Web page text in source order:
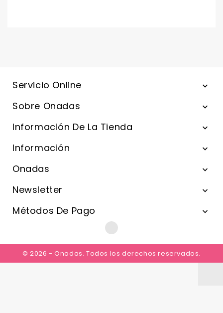
Servicio Online 
Sobre Onadas 
Información De La Tienda 
Información 
Onadas 
Newsletter 
Métodos De Pago 
© 2026 - Onadas. Todos los derechos reservados.